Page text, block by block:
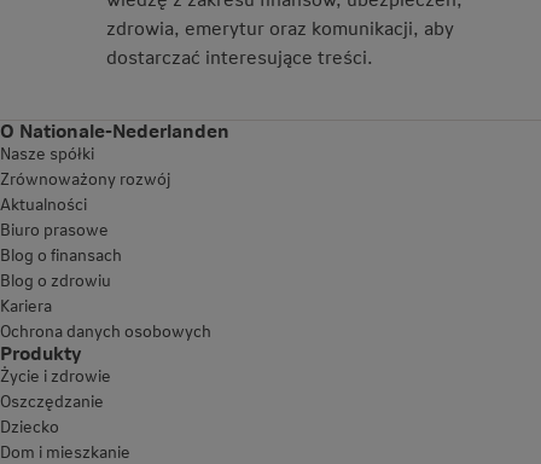
zdrowia, emerytur oraz komunikacji, aby
dostarczać interesujące treści.
O Nationale-Nederlanden
Nasze spółki
Zrównoważony rozwój
Aktualności
Biuro prasowe
Blog o finansach
Blog o zdrowiu
Kariera
Ochrona danych osobowych
Produkty
Życie i zdrowie
Oszczędzanie
Dziecko
Dom i mieszkanie